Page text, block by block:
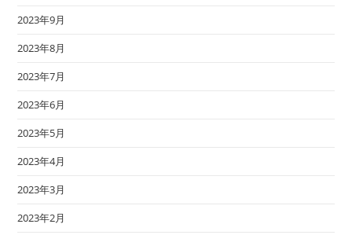
2023年9月
2023年8月
2023年7月
2023年6月
2023年5月
2023年4月
2023年3月
2023年2月